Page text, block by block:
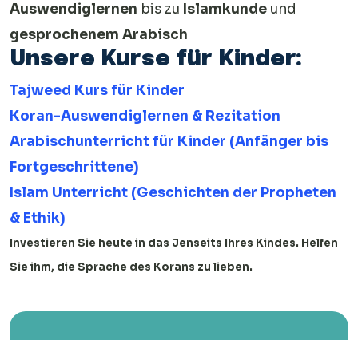
Auswendiglernen bis zu Islamkunde und
gesprochenem Arabisch
Unsere Kurse für Kinder:
Tajweed Kurs für Kinder
Koran-Auswendiglernen & Rezitation
Arabischunterricht für Kinder (Anfänger bis
Fortgeschrittene)
Islam Unterricht (Geschichten der Propheten
& Ethik)
Investieren Sie heute in das Jenseits Ihres Kindes. Helfen
Sie ihm, die Sprache des Korans zu lieben.